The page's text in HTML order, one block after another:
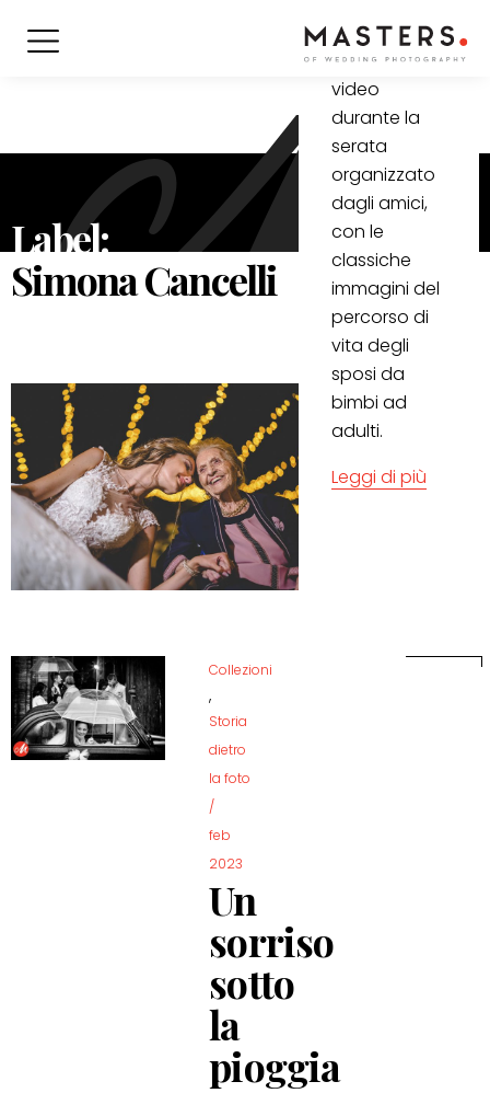
Label:
Simona Cancelli
Salvo & Anna
mostrano un
video
durante la
serata
organizzato
dagli amici,
con le
classiche
immagini del
percorso di
vita degli
sposi da
bimbi ad
adulti.
Leggi di più
Collezioni
,
Storia
dietro
la foto
/
feb
2023
Un
sorriso
sotto
la
pioggia